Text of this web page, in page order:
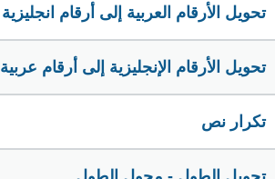
تحويل الأرقام العربية إلى أرقام انجليزية
تحويل الأرقام الإنجليزية إلى أرقام عربية
تكرار نص